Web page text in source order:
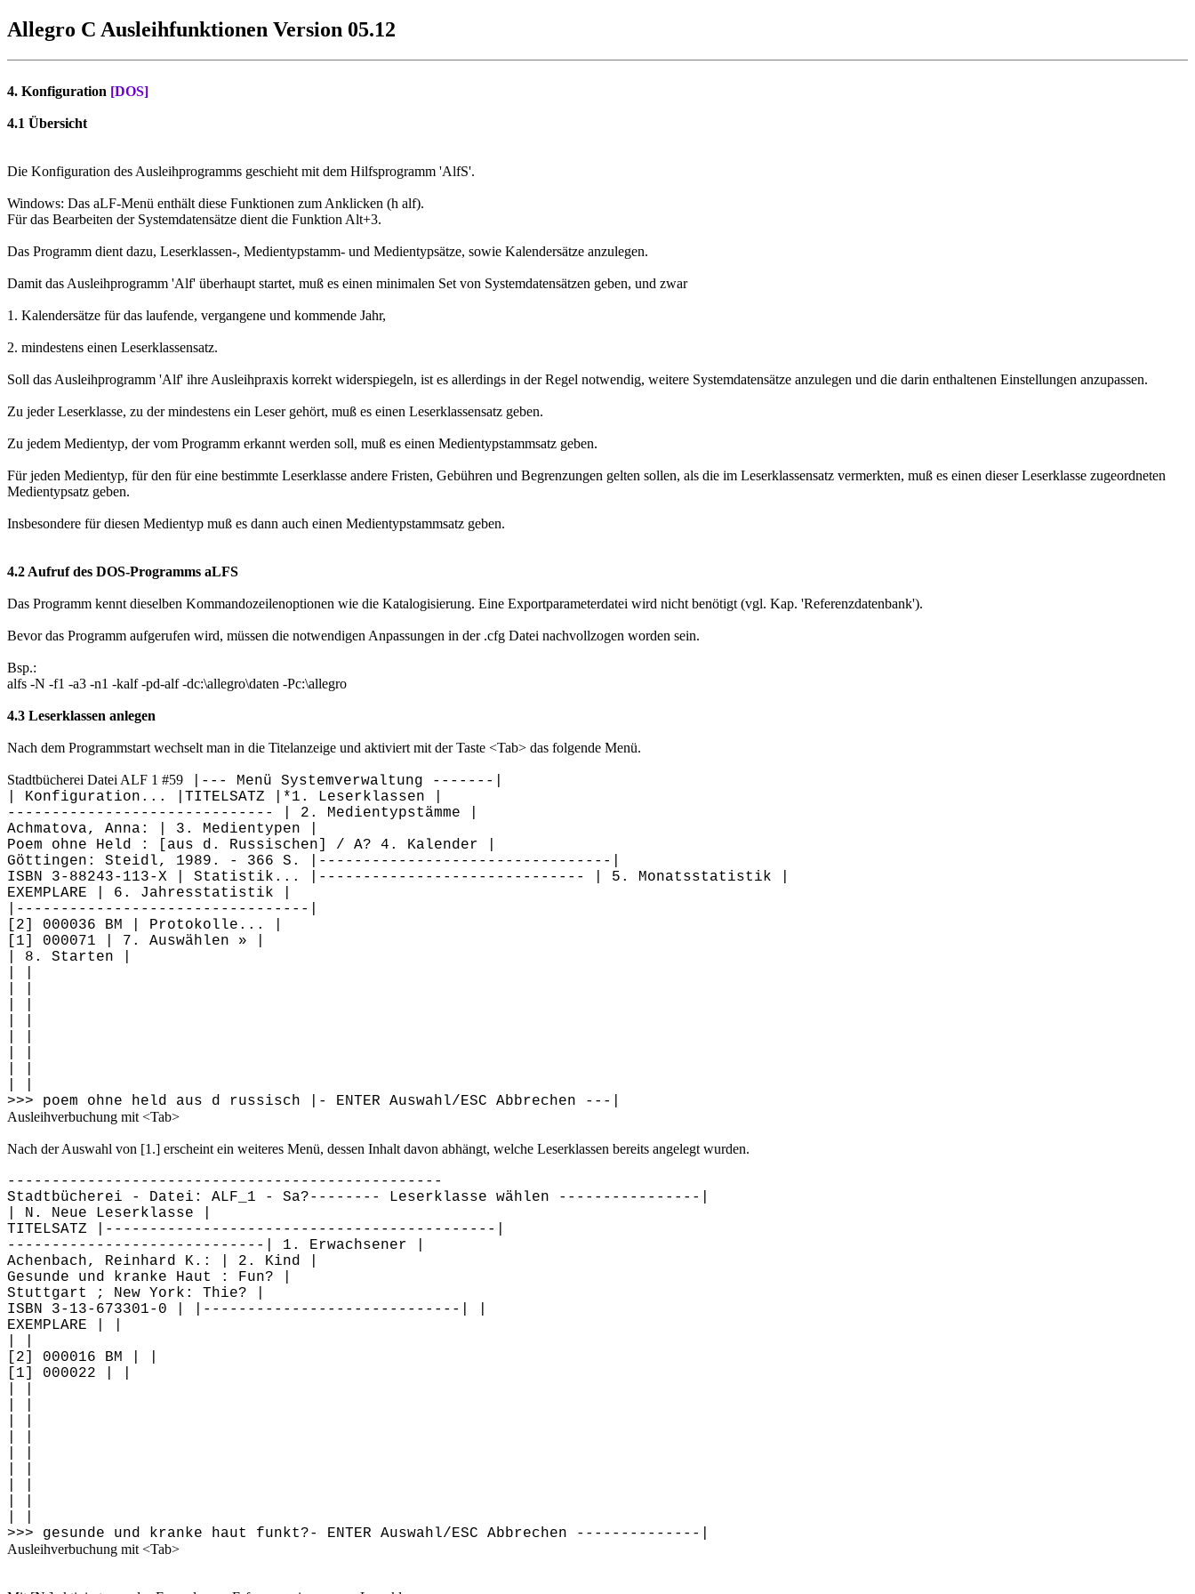
Allegro C Ausleihfunktionen Version 05.12
4. Konfiguration [DOS]
4.1 Übersicht
Die Konfiguration des Ausleihprogramms geschieht mit dem Hilfsprogramm 'AlfS'.
Windows: Das aLF-Menü enthält diese Funktionen zum Anklicken (h alf).
Für das Bearbeiten der Systemdatensätze dient die Funktion Alt+3.
Das Programm dient dazu, Leserklassen-, Medientypstamm- und Medientypsätze, sowie Kalendersätze anzulegen.
Damit das Ausleihprogramm 'Alf' überhaupt startet, muß es einen minimalen Set von Systemdatensätzen geben, und zwar
1. Kalendersätze für das laufende, vergangene und kommende Jahr,
2. mindestens einen Leserklassensatz.
Soll das Ausleihprogramm 'Alf' ihre Ausleihpraxis korrekt widerspiegeln, ist es allerdings in der Regel notwendig, weitere Systemdatensätze anzulegen und die darin enthaltenen Einstellungen anzupassen.
Zu jeder Leserklasse, zu der mindestens ein Leser gehört, muß es einen Leserklassensatz geben.
Zu jedem Medientyp, der vom Programm erkannt werden soll, muß es einen Medientypstammsatz geben.
Für jeden Medientyp, für den für eine bestimmte Leserklasse andere Fristen, Gebühren und Begrenzungen gelten sollen, als die im Leserklassensatz vermerkten, muß es einen dieser Leserklasse zugeordneten
Medientypsatz geben.
Insbesondere für diesen Medientyp muß es dann auch einen Medientypstammsatz geben.
4.2 Aufruf des DOS-Programms aLFS
Das Programm kennt dieselben Kommandozeilenoptionen wie die Katalogisierung. Eine Exportparameterdatei wird nicht benötigt (vgl. Kap. 'Referenzdatenbank').
Bevor das Programm aufgerufen wird, müssen die notwendigen Anpassungen in der .cfg Datei nachvollzogen worden sein.
Bsp.:
alfs -N -f1 -a3 -n1 -kalf -pd-alf -dc:\allegro\daten -Pc:\allegro
4.3 Leserklassen anlegen
Nach dem Programmstart wechselt man in die Titelanzeige und aktiviert mit der Taste <Tab> das folgende Menü.
Stadtbücherei Datei ALF 1 #59 |--- Menü Systemverwaltung -------|
| Konfiguration... |TITELSATZ |*1. Leserklassen |
------------------------------ | 2. Medientypstämme |
Achmatova, Anna: | 3. Medientypen |
Poem ohne Held : [aus d. Russischen] / A? 4. Kalender |
Göttingen: Steidl, 1989. - 366 S. |---------------------------------|
ISBN 3-88243-113-X | Statistik... |------------------------------ | 5. Monatsstatistik |
EXEMPLARE | 6. Jahresstatistik |
|---------------------------------|
[2] 000036 BM | Protokolle... |
[1] 000071 | 7. Auswählen » |
| 8. Starten |
>>> poem ohne held aus d russisch |- ENTER Auswahl/ESC Abbrechen ---|
Ausleihverbuchung mit <Tab>
Nach der Auswahl von [1.] erscheint ein weiteres Menü, dessen Inhalt davon abhängt, welche Leserklassen bereits angelegt wurden.
-------------------------------------------------
Stadtbücherei - Datei: ALF_1 - Sa?-------- Leserklasse wählen ----------------|
| N. Neue Leserklasse |
TITELSATZ |--------------------------------------------|
-----------------------------| 1. Erwachsener |
Achenbach, Reinhard K.: | 2. Kind |
Gesunde und kranke Haut : Fun? |
Stuttgart ; New York: Thie? |
ISBN 3-13-673301-0 | |-----------------------------| |
EXEMPLARE | |
[2] 000016 BM | |
[1] 000022 | |
>>> gesunde und kranke haut funkt?- ENTER Auswahl/ESC Abbrechen --------------|
Ausleihverbuchung mit <Tab>